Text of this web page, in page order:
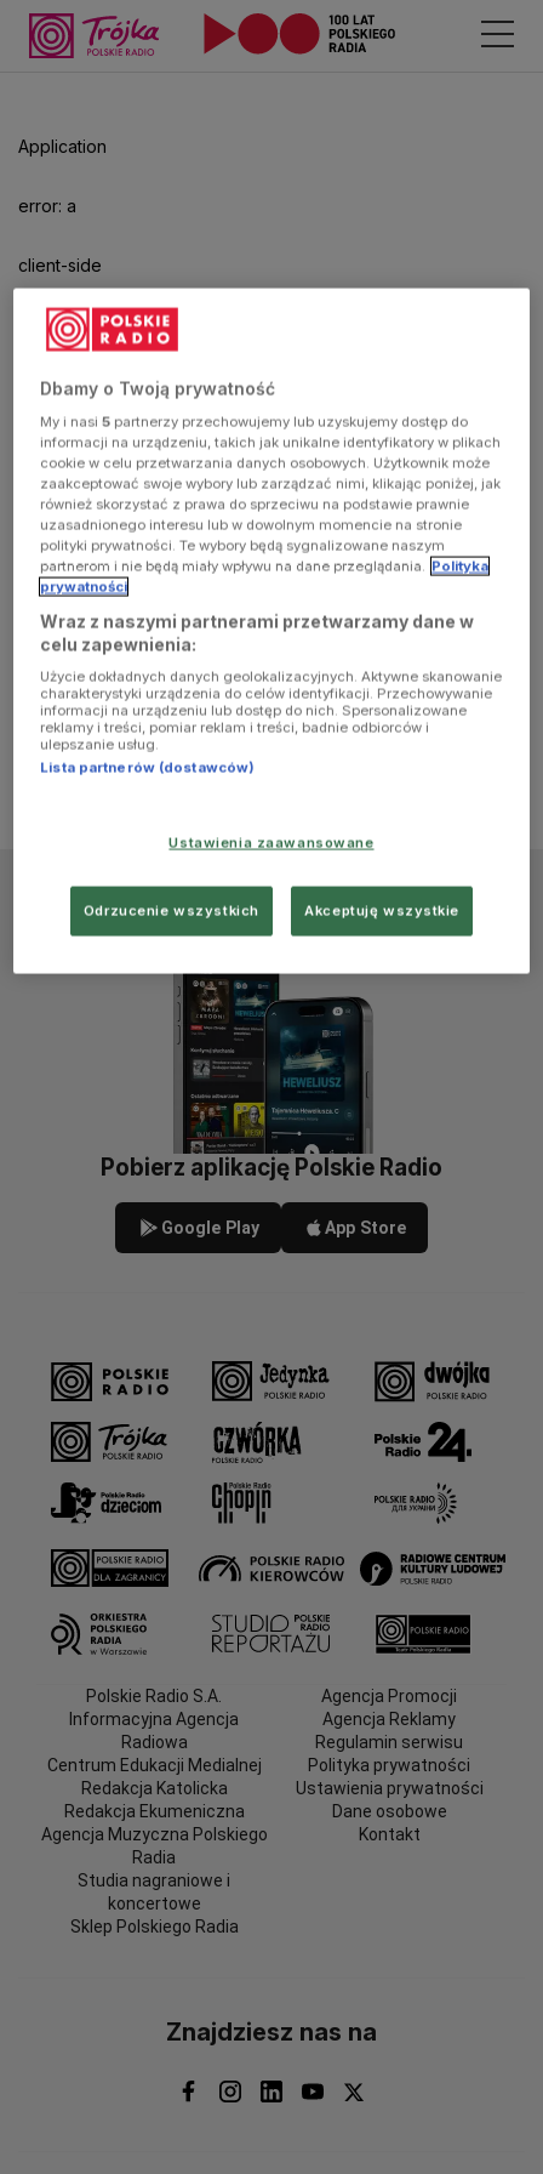
Application
error: a
client-side
exception
has
occurred
(see the
browser
console for
more
information)
aby
odtwarzać.
Pobierz aplikację Polskie Radio
Google Play App Store
Polskie Radio S.A.
Informacyjna Agencja
Radiowa
Centrum Edukacji Medialnej
Redakcja Katolicka
Redakcja Ekumeniczna
Agencja Muzyczna Polskiego
Radia
Studia nagraniowe i
koncertowe
Sklep Polskiego Radia
Agencja Promocji
Agencja Reklamy
Regulamin serwisu
Polityka prywatności
Ustawienia prywatności
Dane osobowe
Kontakt
Znajdziesz nas na
Dbamy o Twoją prywatność
My i nasi5 partnerzy przechowujemy lub uzyskujemy dostęp do
informacji na urządzeniu, takich jak unikalne identyfikatory w plikach
cookie w celu przetwarzania danych osobowych. Użytkownik może
zaakceptować swoje wybory lub zarządzać nimi, klikając poniżej, jak
również skorzystać z prawa do sprzeciwu na podstawie prawnie
uzasadnionego interesu lub w dowolnym momencie na stronie
polityki prywatności. Te wybory będą sygnalizowane naszym
partnerom i nie będą miały wpływu na dane przeglądania. Polityka
prywatności
Wraz z naszymi partnerami przetwarzamy dane w
celu zapewnienia:
Użycie dokładnych danych geolokalizacyjnych. Aktywne skanowanie
charakterystyki urządzenia do celów identyfikacji. Przechowywanie
informacji na urządzeniu lub dostęp do nich. Spersonalizowane
reklamy i treści, pomiar reklam i treści, badnie odbiorców i
ulepszanie usług.
Lista partnerów (dostawców)
Ustawienia zaawansowane
Odrzucenie wszystkich Akceptuję wszystkie